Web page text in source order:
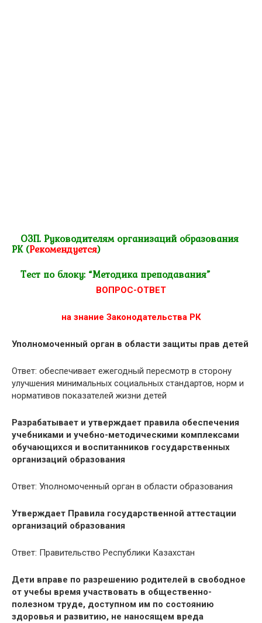
ОЗП. Руководителям организаций образования
РК(Рекомендуется)
Тест по блоку: “Методика преподавания”
ВОПРОС-ОТВЕТ
на знание Законодательства РК
Уполномоченный орган в области защиты прав детей
Ответ: обеспечивает ежегодный пересмотр в сторону
улучшения минимальных социальных стандартов, норм и
нормативов показателей жизни детей
Разрабатывает и утверждает правила обеспечения
учебниками и учебно-методическими комплексами
обучающихся и воспитанников государственных
организаций образования
Ответ: Уполномоченный орган в области образования
Утверждает Правила государственной аттестации
организаций образования
Ответ: Правительство Республики Казахстан
Дети вправе по разрешению родителей в свободное
от учебы время участвовать в общественно-
полезном труде, доступном им по состоянию
здоровья и развитию, не наносящем вреда